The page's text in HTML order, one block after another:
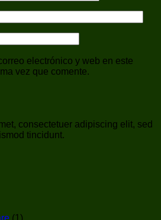
electrónico y web en este
vez que comente.
consectetuer adipiscing elit, sed
tincidunt.
(1)